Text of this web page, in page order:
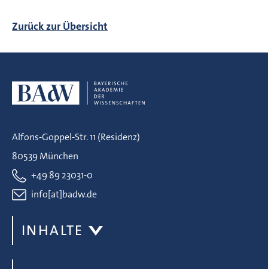
Zurück zur Übersicht
Alfons-Goppel-Str. 11 (Residenz)
80539 München
+49 89 23031-0
info[at]badw.de
INHALTE